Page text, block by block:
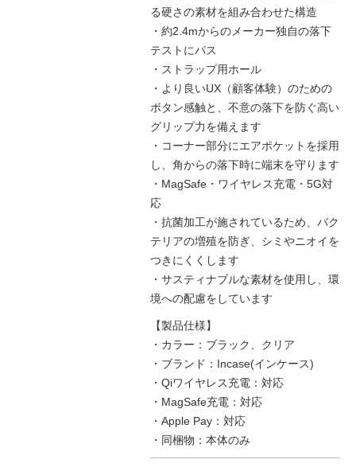
る硬さの素材を組み合わせた構造
・約2.4mからのメーカー独自の落下
テストにパス
・ストラップ用ホール
・より良いUX（顧客体験）のための
ボタン感触と、不意の落下を防ぐ高い
グリップ力を備えます
・コーナー部分にエアポケットを採用
し、角からの落下時に端末を守ります
・MagSafe・ワイヤレス充電・5G対
応
・抗菌加工が施されているため、バク
テリアの増殖を防ぎ、シミやニオイを
つきにくくします
・サスティナブルな素材を使用し、環
境への配慮をしています
【製品仕様】
・カラー：ブラック、クリア
・ブランド：Incase(インケース)
・Qiワイヤレス充電：対応
・MagSafe充電：対応
・Apple Pay：対応
・同梱物：本体のみ